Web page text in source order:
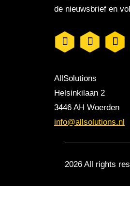
de nieuwsbrief en
AllSolutions
Helsinkilaan 2
3446 AH Woerden
info@allsolutions.nl
2026 All rights